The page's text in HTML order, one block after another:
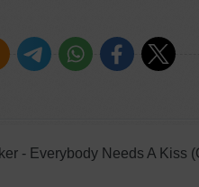
- Everybody Needs A Kiss